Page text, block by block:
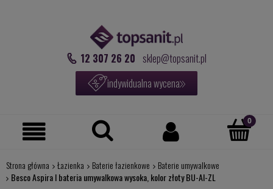
12 307 26 20 sklep@topsanit.pl
indywidualna wycena
Strona główna Łazienka Baterie łazienkowe
Baterie umywalkowe
Besco Aspira I bateria umywalkowa wysoka, kolor złoty BU-AI-ZL